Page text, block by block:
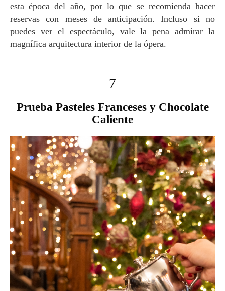
esta época del año, por lo que se recomienda hacer
reservas con meses de anticipación. Incluso si no
puedes ver el espectáculo, vale la pena admirar la
magnífica arquitectura interior de la ópera.
7
Prueba Pasteles Franceses y Chocolate
Caliente